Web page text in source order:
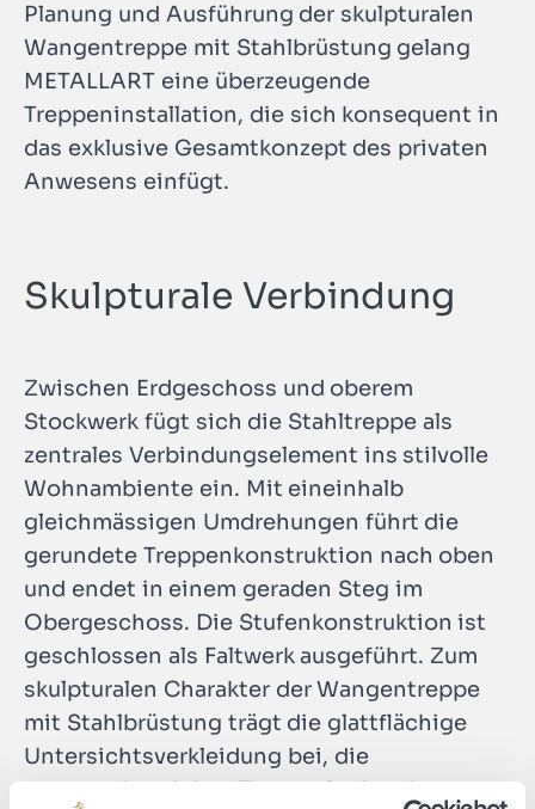
Planung und Ausführung der skulpturalen
Wangentreppe mit Stahlbrüstung gelang
METALLART eine überzeugende
Treppeninstallation, die sich konsequent in
das exklusive Gesamtkonzept des privaten
Anwesens einfügt.
Skulpturale Verbindung
Zwischen Erdgeschoss und oberem
Stockwerk fügt sich die Stahltreppe als
zentrales Verbindungselement ins stilvolle
Wohnambiente ein. Mit eineinhalb
gleichmässigen Umdrehungen führt die
gerundete Treppenkonstruktion nach oben
und endet in einem geraden Steg im
Obergeschoss. Die Stufenkonstruktion ist
geschlossen als Faltwerk ausgeführt. Zum
skulpturalen Charakter der Wangentreppe
mit Stahlbrüstung trägt die glattflächige
Untersichtsverkleidung bei, die
entsprechend dem Treppenlauf exakt